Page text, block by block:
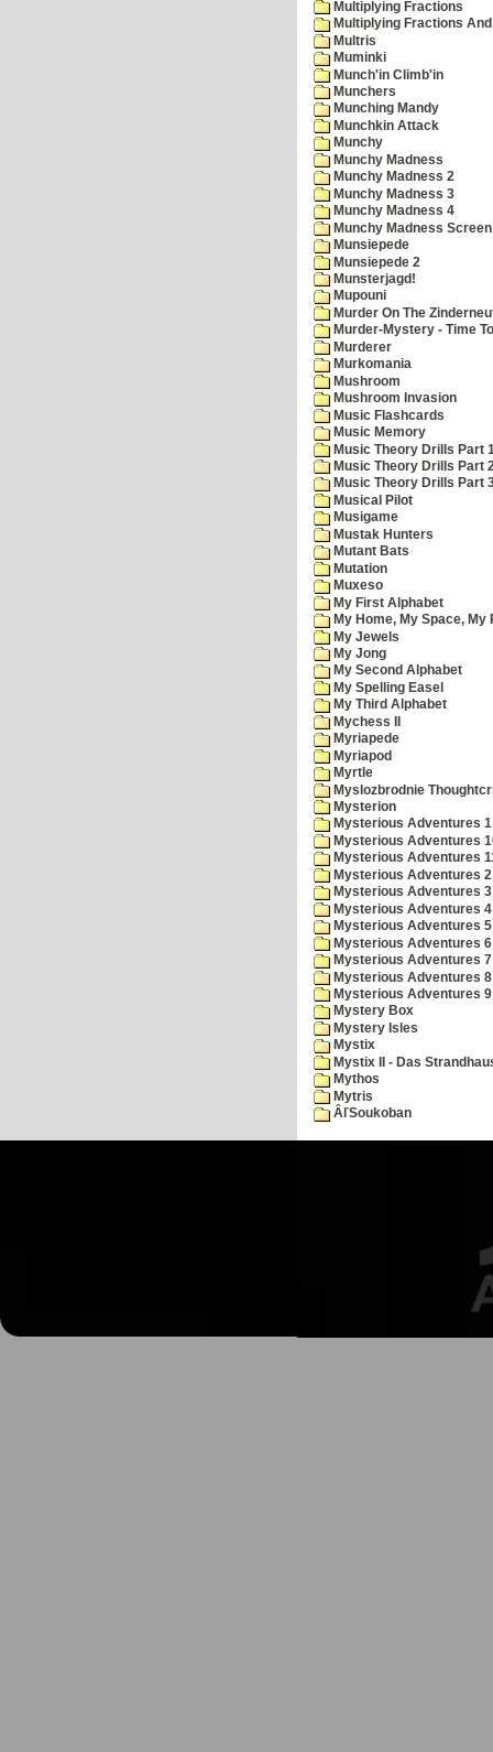
Multiplying Fractions
Multiplying Fractions
Multris
Muminki
Munch'in Climb'in
Munchers
Munching Mandy
Munchkin Attack
Munchy
Munchy Madness
Munchy Madness 2
Munchy Madness 3
Munchy Madness 4
Munchy Madness
Munsiepede
Munsiepede 2
Munsterjagd!
Mupouni
Murder On The
Murder-Mystery - Time
Murderer
Murkomania
Mushroom
Mushroom Invasion
Music Flashcards
Music Memory
Music Theory Drills Part
Music Theory Drills Part
Music Theory Drills Part
Musical Pilot
Musigame
Mustak Hunters
Mutant Bats
Mutation
Muxeso
My First Alphabet
My Home, My Space, My
My Jewels
My Jong
My Second Alphabet
My Spelling Easel
My Third Alphabet
Mychess II
Myriapede
Myriapod
Myrtle
Myslozbrodnie
Mysterion
Mysterious Adventures
Mysterious Adventures
Mysterious Adventures
Mysterious Adventures
Mysterious Adventures
Mysterious Adventures
Mysterious Adventures
Mysterious Adventures
Mysterious Adventures
Mysterious Adventures
Mysterious Adventures
Mystery Box
Mystery Isles
Mystix
Mystix II - Das
Mythos
Mytris
ÂľSoukoban